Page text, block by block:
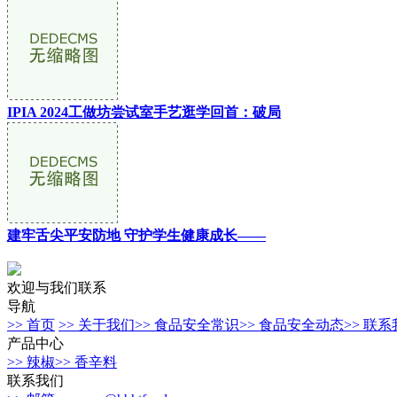
IPIA 2024工做坊尝试室手艺逛学回首：破局
建牢舌尖平安防地 守护学生健康成长——
欢迎与我们联系
导航
>> 首页 >> 关于我们>> 食品安全常识>> 食品安全动态>> 联系
产品中心
>> 辣椒>> 香辛料
联系我们